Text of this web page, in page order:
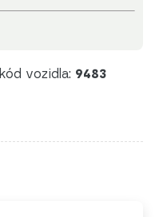
kód vozidla: 9483